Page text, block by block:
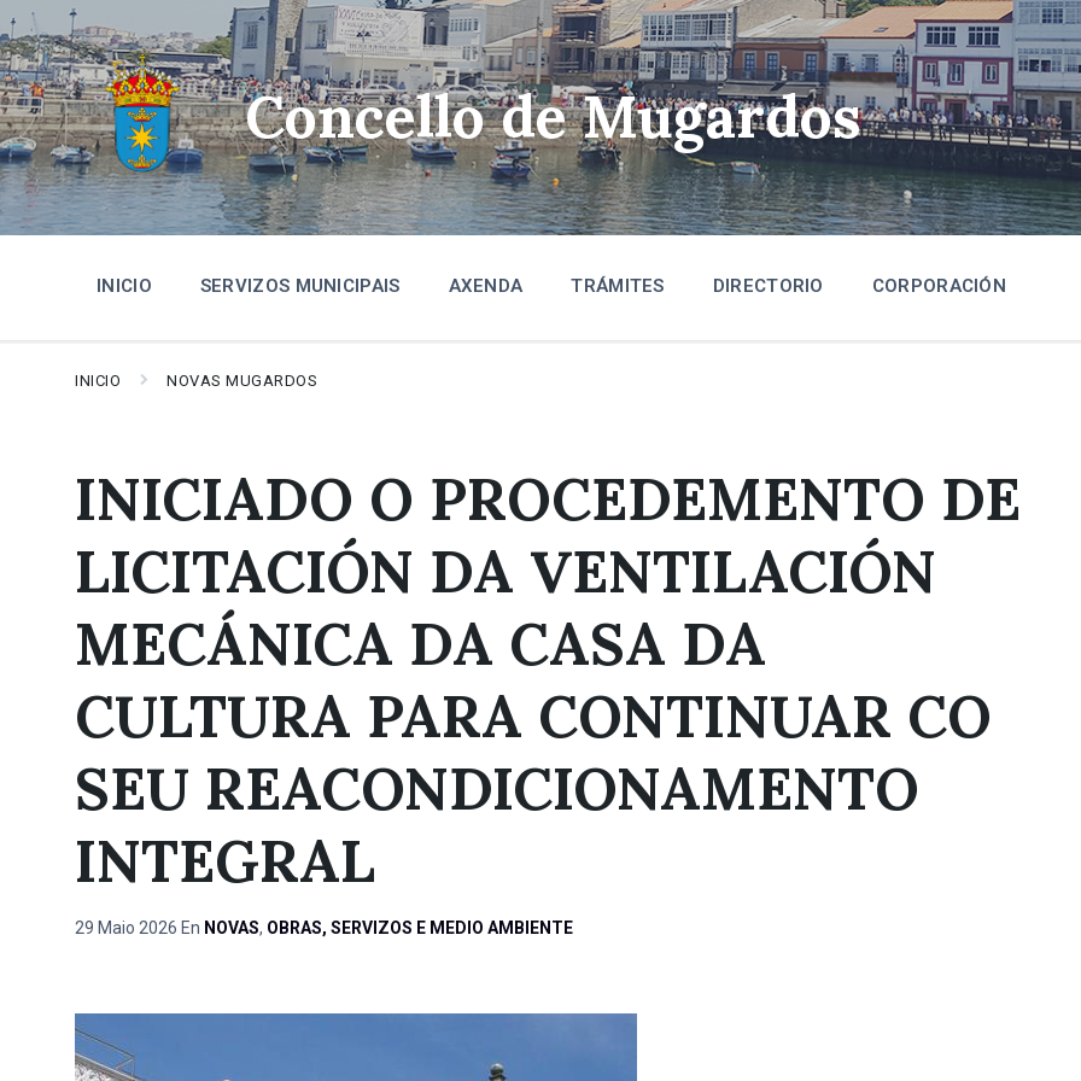
Skip
to
content
Skip
to
main
navigation
Skip
to
footer
Concello de Mugardos
INICIO SERVIZOS MUNICIPAIS AXENDA TRÁMITES DIRECTORIO CORPORACIÓN
INICIO NOVAS MUGARDOS
INICIADO O PROCEDEMENTO DE
LICITACIÓN DA VENTILACIÓN
MECÁNICA DA CASA DA
CULTURA PARA CONTINUAR CO
SEU REACONDICIONAMENTO
INTEGRAL
29 Maio 2026 En NOVAS, OBRAS, SERVIZOS E MEDIO AMBIENTE